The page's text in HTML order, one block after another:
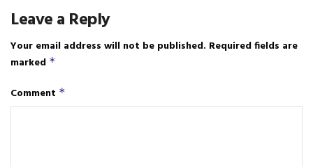
Leave a Reply
Your email address will not be published. Required fields are
marked *
Comment *